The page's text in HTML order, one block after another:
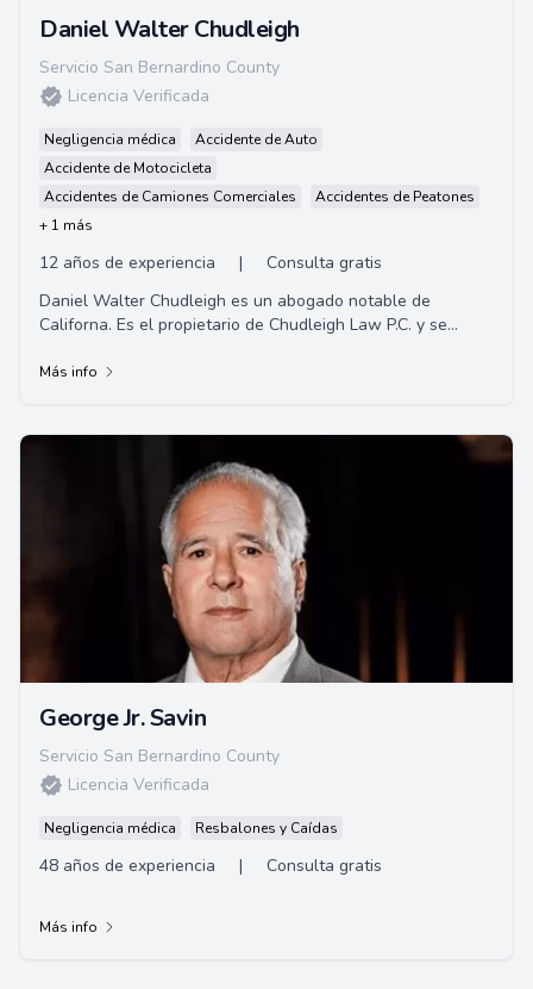
Daniel Walter Chudleigh
Servicio San Bernardino County
Licencia Verificada
Negligencia médica
Accidente de Auto
Accidente de Motocicleta
Accidentes de Camiones Comerciales
Accidentes de Peatones
+ 1 más
12 años de experiencia |
Consulta gratis
Daniel Walter Chudleigh es un abogado notable de
Californa. Es el propietario de Chudleigh Law P.C. y se
Más info
George Jr. Savin
Servicio San Bernardino County
Licencia Verificada
Negligencia médica Resbalones y Caídas
48 años de experiencia | Consulta gratis
Más info